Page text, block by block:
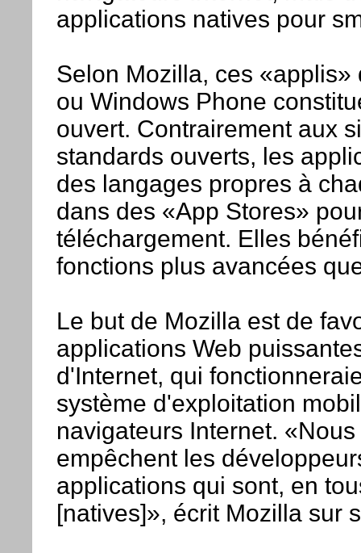
applications natives pour
Selon Mozilla, ces
ou Windows Phone
ouvert. Contrairement aux
standards ouverts, les
des langages propres à
dans des «App Stores»
téléchargement. Elles
fonctions plus avancées
Le but de Mozilla est de
applications Web
d'Internet, qui
système d'exploitation
navigateurs Internet.
empêchent les
applications qui sont, en
[natives]», écrit Mozilla sur